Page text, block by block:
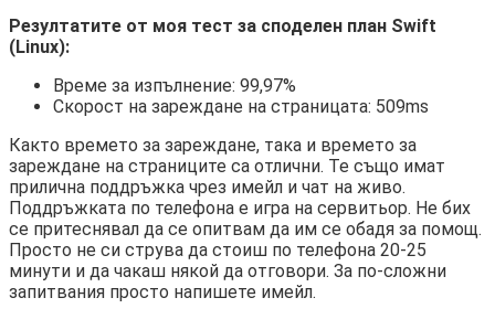
Резултатите от моя тест за споделен план Swift
(Linux):
Време за изпълнение: 99,97%
Скорост на зареждане на страницата: 509ms
Както времето за зареждане, така и времето за
зареждане на страниците са отлични. Те също имат
прилична поддръжка чрез имейл и чат на живо.
Поддръжката по телефона е игра на сервитьор. Не бих
се притеснявал да се опитвам да им се обадя за помощ.
Просто не си струва да стоиш по телефона 20-25
минути и да чакаш някой да отговори. За по-сложни
запитвания просто напишете имейл.